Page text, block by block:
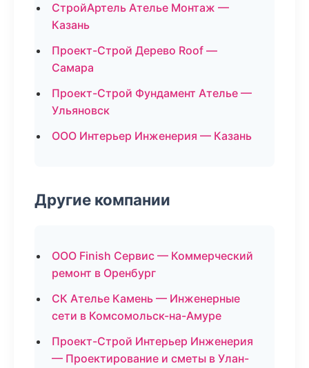
СтройАртель Ателье Монтаж —
Казань
Проект-Строй Дерево Roof —
Самара
Проект-Строй Фундамент Ателье —
Ульяновск
ООО Интерьер Инженерия — Казань
Другие компании
ООО Finish Сервис — Коммерческий
ремонт в Оренбург
СК Ателье Камень — Инженерные
сети в Комсомольск-на-Амуре
Проект-Строй Интерьер Инженерия
— Проектирование и сметы в Улан-